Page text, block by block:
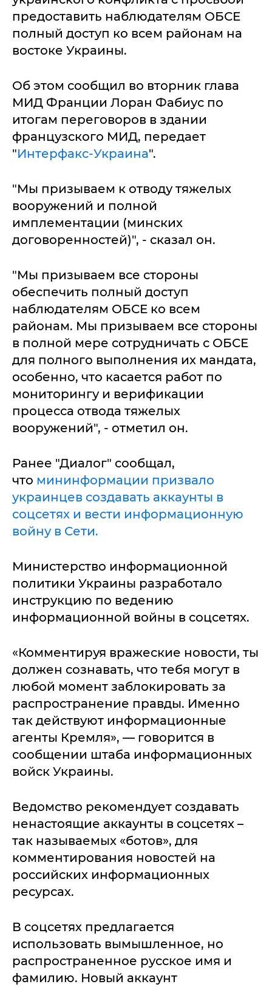
предоставить наблюдателям ОБСЕ
полный доступ ко всем районам на
востоке Украины.
Об этом сообщил во вторник глава
МИД Франции Лоран Фабиус по
итогам переговоров в здании
французского МИД, передает
"Интерфакс-Украина".
"Мы призываем к отводу тяжелых
вооружений и полной
имплементации (минских
договоренностей)", - сказал он.
"Мы призываем все стороны
обеспечить полный доступ
наблюдателям ОБСЕ ко всем
районам. Мы призываем все стороны
в полной мере сотрудничать с ОБСЕ
для полного выполнения их мандата,
особенно, что касается работ по
мониторингу и верификации
процесса отвода тяжелых
вооружений", - отметил он.
Ранее "Диалог" сообщал,
что мининформации призвало
украинцев создавать аккаунты в
соцсетях и вести информационную
войну в Сети.
Министерство информационной
политики Украины разработало
инструкцию по ведению
информационной войны в соцсетях.
«Комментируя вражеские новости, ты
должен сознавать, что тебя могут в
любой момент заблокировать за
распространение правды. Именно
так действуют информационные
агенты Кремля», — говорится в
сообщении штаба информационных
войск Украины.
Ведомство рекомендует создавать
ненастоящие аккаунты в соцсетях –
так называемых «ботов», для
комментирования новостей на
российских информационных
ресурсах.
В соцсетях предлагается
использовать вымышленное, но
распространенное русское имя и
фамилию. Новый аккаунт